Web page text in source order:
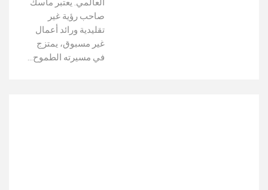
العالمي. يعتبر ماسك
صاحب رؤية غير
تقليدية ورائد أعمال
غير مسبوق، يمتزج
في مسيرته الطموح…